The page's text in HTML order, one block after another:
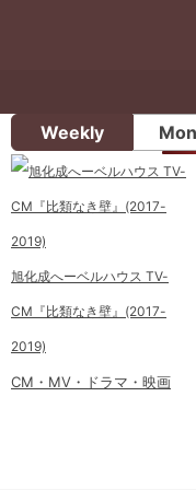
Weekly
旭化成へーベルハウス TV-
CM『比類なき壁』(2017-
2019)
CM・MV・ドラマ・映画